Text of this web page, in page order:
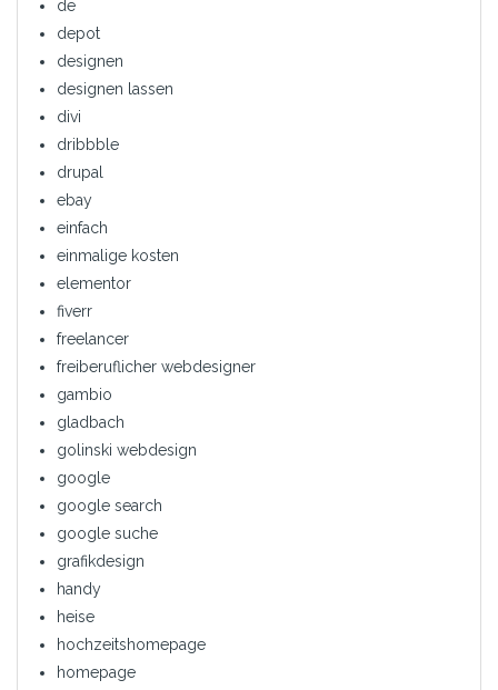
de
depot
designen
designen lassen
divi
dribbble
drupal
ebay
einfach
einmalige kosten
elementor
fiverr
freelancer
freiberuflicher webdesigner
gambio
gladbach
golinski webdesign
google
google search
google suche
grafikdesign
handy
heise
hochzeitshomepage
homepage